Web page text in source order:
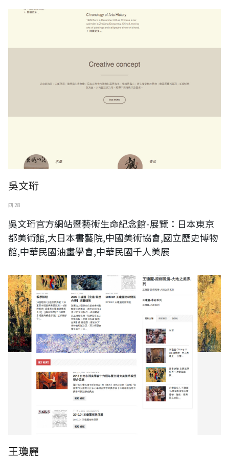
吳文珩
四 28
吳文珩官方網站暨藝術生命紀念館-展覽：日本東京
都美術館,大日本書藝院,中國美術協會,國立歷史博物
館,中華民國油畫學會,中華民國千人美展
王瓊麗